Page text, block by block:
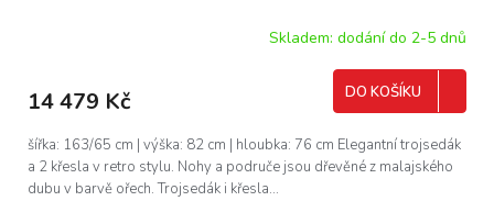
R
A
Skladem: dodání do 2-5 dnů
14 479 Kč DO KOŠÍKU
šířka: 163/65 cm | výška: 82 cm | hloubka: 76 cm Elegantní trojsedák
a 2 křesla v retro stylu. Nohy a područe jsou dřevěné z malajského
dubu v barvě ořech. Trojsedák i křesla...